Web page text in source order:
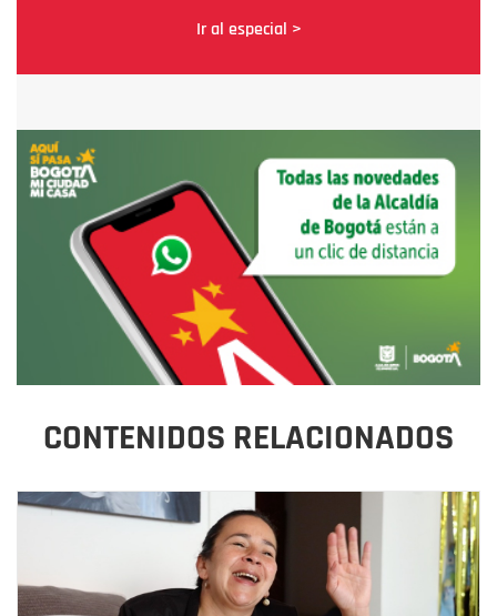
Ir al especial >
CONTENIDOS RELACIONADOS